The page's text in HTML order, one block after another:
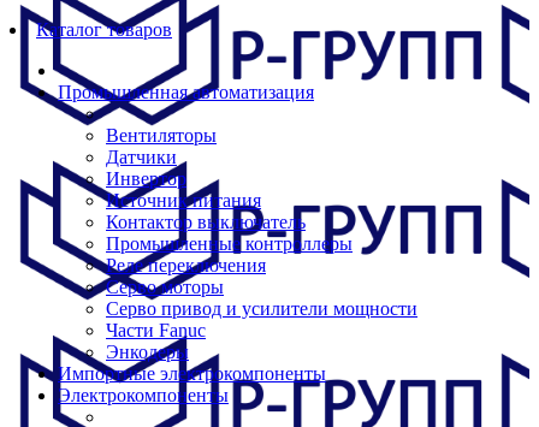
Каталог товаров
Промышленная автоматизация
Вентиляторы
Датчики
Инвертор
Источник питания
Контактор выключатель
Промышленные контроллеры
Реле переключения
Серво моторы
Серво привод и усилители мощности
Части Fanuc
Энкодеры
Импортные электрокомпоненты
Электрокомпоненты